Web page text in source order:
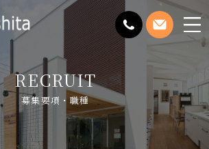
メ
ニ
ー
を
開
く
RECRUIT
募集要項・職種